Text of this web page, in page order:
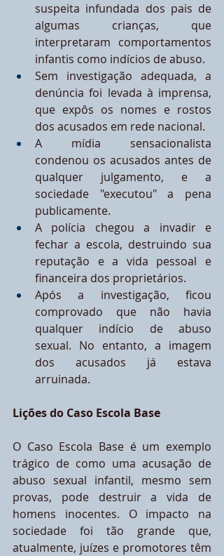
suspeita infundada dos pais de
algumas crianças, que
interpretaram comportamentos
infantis como indícios de abuso.
Sem investigação adequada, a
denúncia foi levada à imprensa,
que expôs os nomes e rostos
dos acusados em rede nacional.
A mídia sensacionalista
condenou os acusados antes de
qualquer julgamento, e a
sociedade "executou" a pena
publicamente.
A polícia chegou a invadir e
fechar a escola, destruindo sua
reputação e a vida pessoal e
financeira dos proprietários.
Após a investigação, ficou
comprovado que não havia
qualquer indício de abuso
sexual. No entanto, a imagem
dos acusados já estava
arruinada.
Lições do Caso Escola Base
O Caso Escola Base é um exemplo
trágico de como uma acusação de
abuso sexual infantil, mesmo sem
provas, pode destruir a vida de
homens inocentes. O impacto na
sociedade foi tão grande que,
atualmente, juízes e promotores têm